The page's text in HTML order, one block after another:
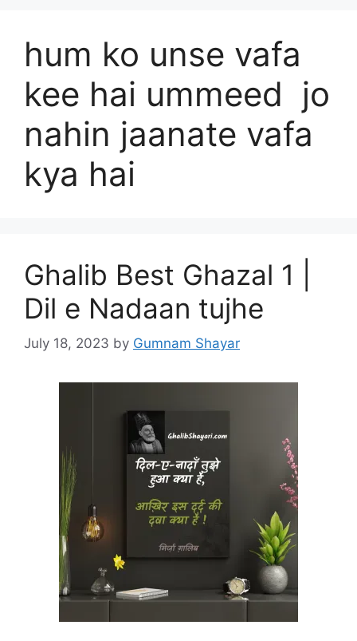
hum ko unse vafa
kee hai ummeed jo
nahin jaanate vafa
kya hai
Ghalib Best Ghazal 1 |
Dil e Nadaan tujhe
July 18, 2023 by Gumnam Shayar